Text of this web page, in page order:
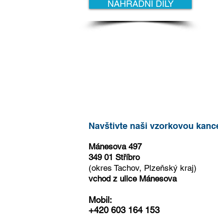
NÁHRADNÍ DÍLY
Navštivte naši vzorkovou
Mánesova 497
349 01 Stříbro
(okres Tachov, Plzeňský kraj)
vchod z ulice Mánesova
Mobil:
+420 603 164 153